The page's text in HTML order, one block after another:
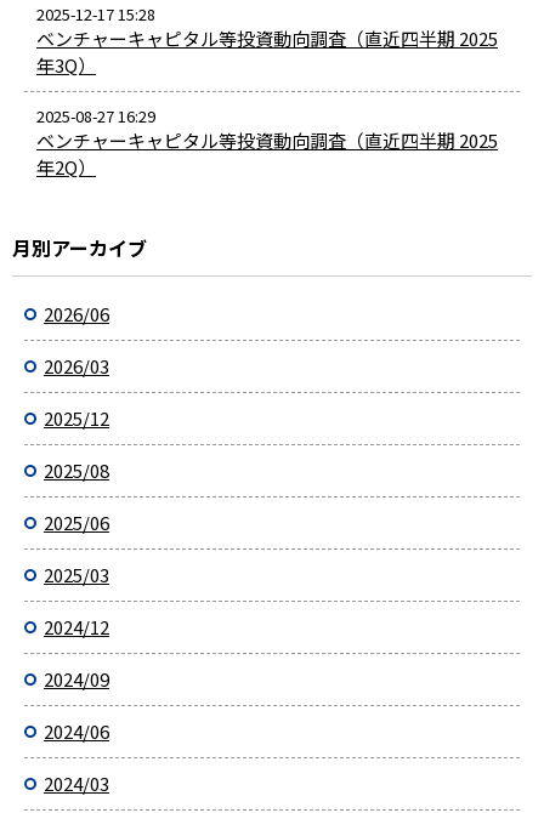
2025-12-17 15:28
ベンチャーキャピタル等投資動向調査（直近四半期 2025
年3Q）
2025-08-27 16:29
ベンチャーキャピタル等投資動向調査（直近四半期 2025
年2Q）
月別アーカイブ
2026/06
2026/03
2025/12
2025/08
2025/06
2025/03
2024/12
2024/09
2024/06
2024/03